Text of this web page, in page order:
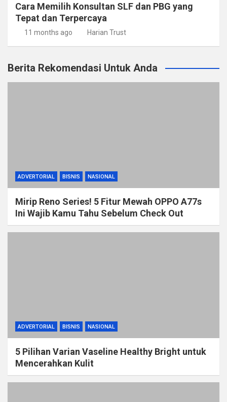
Cara Memilih Konsultan SLF dan PBG yang
Tepat dan Terpercaya
11 months ago Harian Trust
Berita Rekomendasi Untuk Anda
ADVERTORIAL BISNIS NASIONAL
Mirip Reno Series! 5 Fitur Mewah OPPO A77s
Ini Wajib Kamu Tahu Sebelum Check Out
ADVERTORIAL BISNIS NASIONAL
5 Pilihan Varian Vaseline Healthy Bright untuk
Mencerahkan Kulit